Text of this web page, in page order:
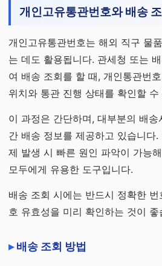
개인고유통관번호와 배송
개인고유통관번호는 해외 직구 물
는 데도 활용됩니다. 관세청 또는
여 배송 조회를 할 때, 개인통관번
위치와 통관 진행 상태를 확인할 수
이 과정은 간단하며, 대부분의 배
간 배송 정보를 제공하고 있습니다
제 발생 시 빠른 원인 파악이 가능
모두에게 유용한 도구입니다.
배송 조회 시에는 반드시 정확한
호 유효성을 미리 확인하는 것이 좋
배송 조회 방법